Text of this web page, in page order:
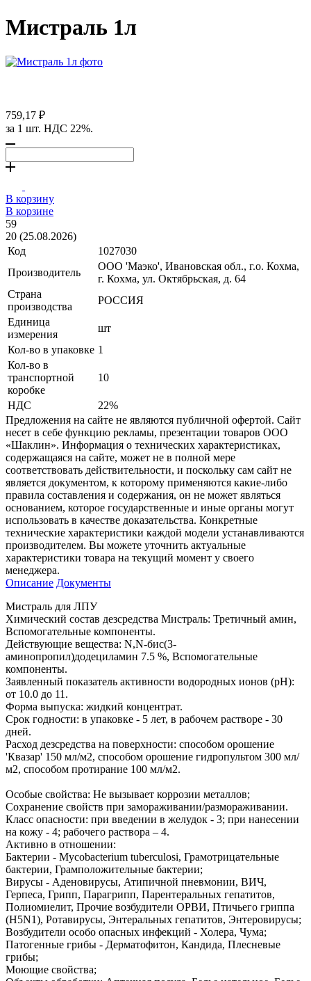
Мистраль 1л
759,17 ₽
за 1 шт. НДС 22%.
В корзину
В корзине
59
20 (25.08.2026)
Код
1027030
Производитель
ООО 'Маэко', Ивановская обл., г.о. Кохма,
г. Кохма, ул. Октябрьская, д. 64
Страна
производства
РОССИЯ
Единица
измерения
шт
Кол-во в упаковке 1
Кол-во в
транспортной
коробке
10
НДС
22%
Предложения на сайте не являются публичной офертой. Сайт
несет в себе функцию рекламы, презентации товаров ООО
«Шаклин». Информация о технических характеристиках,
содержащаяся на сайте, может не в полной мере
соответствовать действительности, и поскольку сам сайт не
является документом, к которому применяются какие-либо
правила составления и содержания, он не может являться
основанием, которое государственные и иные органы могут
использовать в качестве доказательства. Конкретные
технические характеристики каждой модели устанавливаются
производителем. Вы можете уточнить актуальные
характеристики товара на текущий момент у своего
менеджера.
Описание Документы
Мистраль для ЛПУ
Химический состав дезсредства Мистраль: Третичный амин,
Вспомогательные компоненты.
Действующие вещества: N,N-бис(3-
аминопропил)додециламин 7.5 %, Вспомогательные
компоненты.
Заявленный показатель активности водородных ионов (pH):
от 10.0 до 11.
Форма выпуска: жидкий концентрат.
Срок годности: в упаковке - 5 лет, в рабочем растворе - 30
дней.
Расход дезсредства на поверхности: способом орошение
'Квазар' 150 мл/м2, способом орошение гидропультом 300 мл/
м2, способом протирание 100 мл/м2.
Особые свойства: Не вызывает коррозии металлов;
Сохранение свойств при замораживании/размораживании.
Класс опасности: при введении в желудок - 3; при нанесении
на кожу - 4; рабочего раствора – 4.
Активно в отношении:
Бактерии - Mycobacterium tuberculosi, Грамотрицательные
бактерии, Грамположительные бактерии;
Вирусы - Аденовирусы, Атипичной пневмонии, ВИЧ,
Герпеса, Грипп, Парагрипп, Парентеральных гепатитов,
Полиомиелит, Прочие возбудители ОРВИ, Птичьего гриппа
(H5N1), Ротавирусы, Энтеральных гепатитов, Энтеровирусы;
Возбудители особо опасных инфекций - Холера, Чума;
Патогенные грибы - Дерматофитон, Кандида, Плесневые
грибы;
Моющие свойства;